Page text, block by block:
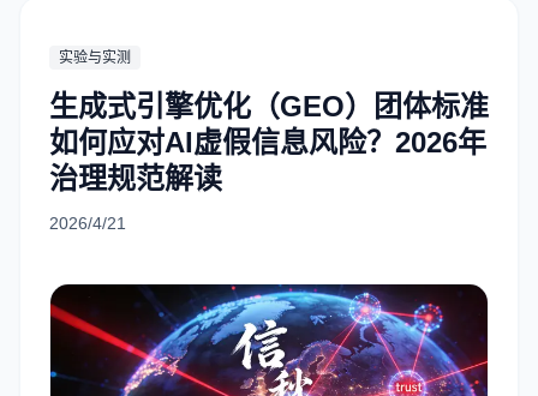
实验与实测
生成式引擎优化（GEO）团体标准
如何应对AI虚假信息风险？2026年
治理规范解读
2026/4/21